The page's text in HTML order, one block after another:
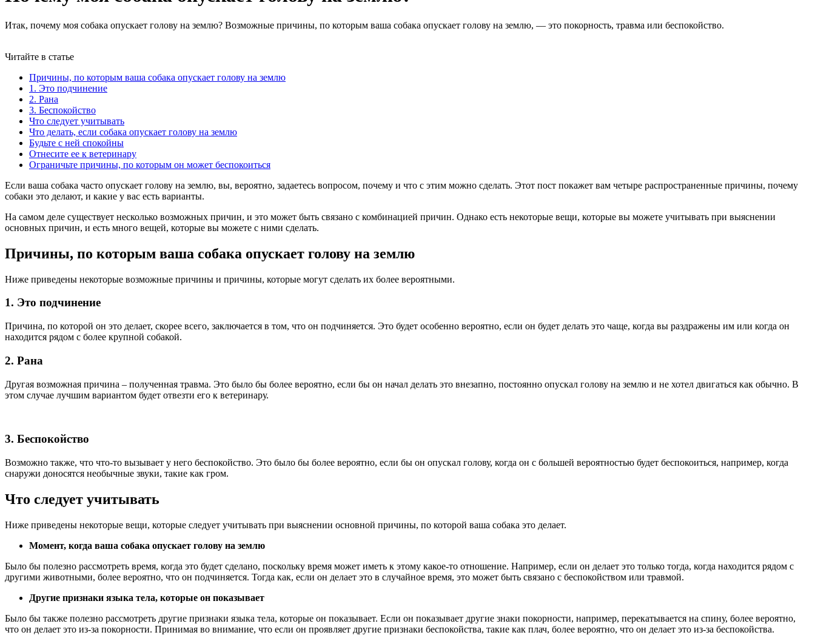
Итак, почему моя собака опускает голову на землю? Возможные причины, по которым ваша собака опускает голову на землю, — это покорность, травма или беспокойство.
Читайте в статье
Причины, по которым ваша собака опускает голову на землю
1. Это подчинение
2. Рана
3. Беспокойство
Что следует учитывать
Что делать, если собака опускает голову на землю
Будьте с ней спокойны
Отнесите ее к ветеринару
Ограничьте причины, по которым он может беспокоиться
Если ваша собака часто опускает голову на землю, вы, вероятно, задаетесь вопросом, почему и что с этим можно сделать. Этот пост покажет вам четыре распространенные причины, почему
собаки это делают, и какие у вас есть варианты.
На самом деле существует несколько возможных причин, и это может быть связано с комбинацией причин. Однако есть некоторые вещи, которые вы можете учитывать при выяснении
основных причин, и есть много вещей, которые вы можете с ними сделать.
Причины, по которым ваша собака опускает голову на землю
Ниже приведены некоторые возможные причины и причины, которые могут сделать их более вероятными.
1. Это подчинение
Причина, по которой он это делает, скорее всего, заключается в том, что он подчиняется. Это будет особенно вероятно, если он будет делать это чаще, когда вы раздражены им или когда он
находится рядом с более крупной собакой.
2. Рана
Другая возможная причина – полученная травма. Это было бы более вероятно, если бы он начал делать это внезапно, постоянно опускал голову на землю и не хотел двигаться как обычно. В
этом случае лучшим вариантом будет отвезти его к ветеринару.
3. Беспокойство
Возможно также, что что-то вызывает у него беспокойство. Это было бы более вероятно, если бы он опускал голову, когда он с большей вероятностью будет беспокоиться, например, когда
снаружи доносятся необычные звуки, такие как гром.
Что следует учитывать
Ниже приведены некоторые вещи, которые следует учитывать при выяснении основной причины, по которой ваша собака это делает.
Момент, когда ваша собака опускает голову на землю
Было бы полезно рассмотреть время, когда это будет сделано, поскольку время может иметь к этому какое-то отношение. Например, если он делает это только тогда, когда находится рядом с
другими животными, более вероятно, что он подчиняется. Тогда как, если он делает это в случайное время, это может быть связано с беспокойством или травмой.
Другие признаки языка тела, которые он показывает
Было бы также полезно рассмотреть другие признаки языка тела, которые он показывает. Если он показывает другие знаки покорности, например, перекатывается на спину, более вероятно,
что он делает это из-за покорности. Принимая во внимание, что если он проявляет другие признаки беспокойства, такие как плач, более вероятно, что он делает это из-за беспокойства.